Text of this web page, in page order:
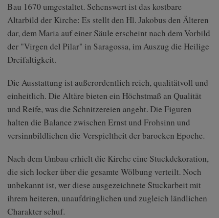
Bau 1670 umgestaltet. Sehenswert ist das kostbare
Altarbild der Kirche: Es stellt den Hl. Jakobus den Älteren
dar, dem Maria auf einer Säule erscheint nach dem Vorbild
der "Virgen del Pilar" in Saragossa, im Auszug die Heilige
Dreifaltigkeit.
Die Ausstattung ist außerordentlich reich, qualitätvoll und
einheitlich. Die Altäre bieten ein Höchstmaß an Qualität
und Reife, was die Schnitzereien angeht. Die Figuren
halten die Balance zwischen Ernst und Frohsinn und
versinnbildlichen die Verspieltheit der barocken Epoche.
Nach dem Umbau erhielt die Kirche eine Stuckdekoration,
die sich locker über die gesamte Wölbung verteilt. Noch
unbekannt ist, wer diese ausgezeichnete Stuckarbeit mit
ihrem heiteren, unaufdringlichen und zugleich ländlichen
Charakter schuf.